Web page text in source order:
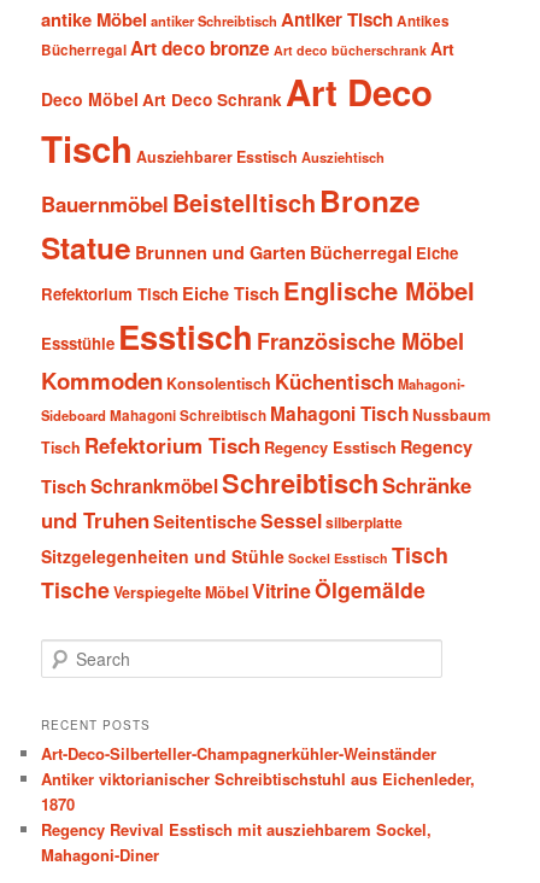
antike Möbel antiker Schreibtisch Antiker TischAntikes
BücherregalArt deco bronze Art deco bücherschrank Art
Deco Möbel Art Deco Schrank Art Deco
Tisch Ausziehbarer Esstisch Ausziehtisch
Bauernmöbel Beistelltisch Bronze
Statue Brunnen und Garten Bücherregal Eiche
Refektorium Tisch Eiche Tisch Englische Möbel
Essstühle Esstisch Französische Möbel
Kommoden Konsolentisch Küchentisch Mahagoni-
SideboardMahagoni Schreibtisch Mahagoni TischNussbaum
Tisch Refektorium Tisch Regency Esstisch Regency
Tisch SchrankmöbelSchreibtischSchränke
und TruhenSeitentischeSesselsilberplatte
Sitzgelegenheiten und Stühle Sockel Esstisch Tisch
TischeVerspiegelte MöbelVitrineÖlgemälde
e
r
h
RECENT POSTS
Art-Deco-Silberteller-Champagnerkühler-Weinständer
Antiker viktorianischer Schreibtischstuhl aus Eichenleder,
1870
Regency Revival Esstisch mit ausziehbarem Sockel,
Mahagoni-Diner